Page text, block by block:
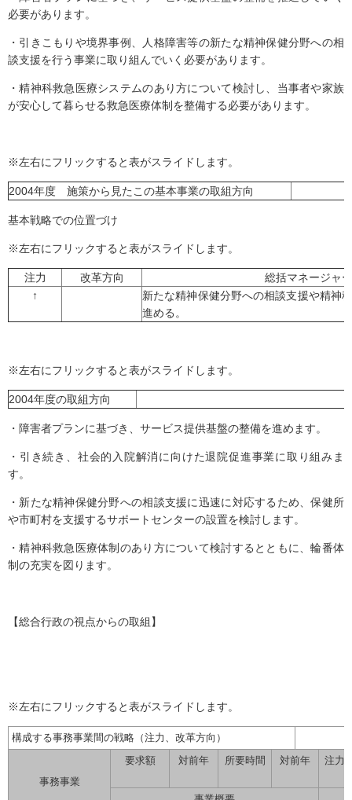
必要があります。
・引きこもりや境界事例、人格障害等の新たな精神保健分野への相
談支援を行う事業に取り組んでいく必要があります。
・精神科救急医療システムのあり方について検討し、当事者や家族
が安心して暮らせる救急医療体制を整備する必要があります。
※左右にフリックすると表がスライドします。
2004年度 施策から見たこの基本事業の取組方向
基本戦略での位置づけ
※左右にフリックすると表がスライドします。
注力 改革方向
総括マネージャ
↑
新たな精神保健分野への相談支援や精神
進める。
※左右にフリックすると表がスライドします。
2004年度の取組方向
・障害者プランに基づき、サービス提供基盤の整備を進めます。
・引き続き、社会的入院解消に向けた退院促進事業に取り組みま
す。
・新たな精神保健分野への相談支援に迅速に対応するため、保健所
や市町村を支援するサポートセンターの設置を検討します。
・精神科救急医療体制のあり方について検討するとともに、輪番体
制の充実を図ります。
【総合行政の視点からの取組】
※左右にフリックすると表がスライドします。
構成する事務事業間の戦略（注力、改革方向）
事務事業
要求額 対前年 所要時間 対前年 注力